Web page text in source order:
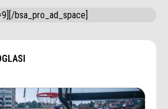
bsa_pro_ad_space]